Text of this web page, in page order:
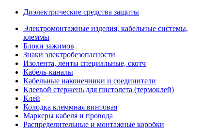
Диэлектрические средства защиты
Электромонтажные изделия, кабельные системы,
клеммы
Блоки зажимов
Знаки электробезопасности
Изолента, ленты специальные, скотч
Кабель-каналы
Кабельные наконечники и соединители
Клеевой стержень для пистолета (термоклей)
Клей
Колодка клеммная винтовая
Маркеры кабеля и провода
Распределительные и монтажные коробки